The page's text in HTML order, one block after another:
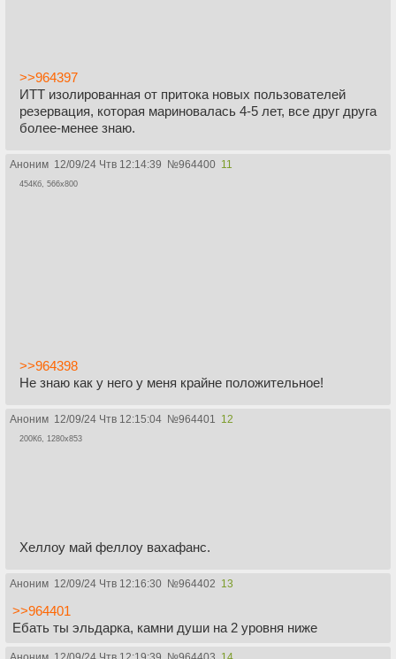
>>964397
ИТТ изолированная от притока новых пользователей
резервация, которая мариновалась 4-5 лет, все друг друга
более-менее знаю.
Аноним 12/09/24 Чтв 12:14:39 №964400 11
454Кб, 566x800
>>964398
Не знаю как у него у меня крайне положительное!
Аноним 12/09/24 Чтв 12:15:04 №964401 12
200Кб, 1280x853
Хеллоу май феллоу вахафанс.
Аноним 12/09/24 Чтв 12:16:30 №964402 13
>>964401
Ебать ты эльдарка, камни души на 2 уровня ниже